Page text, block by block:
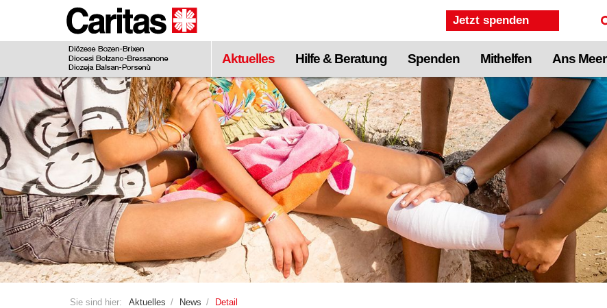
Hauptinhalt
springen
Jetzt spenden
Aktuelles Hilfe & Beratung Spenden Mithelfen Ans Meer
Sie sind hier: Aktuelles News Detail